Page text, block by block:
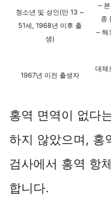
청소년 및 성인(만 13 ~
51세, 1968년 이후 출
생)
–
종
– 해
1967년 이전 출생자
대체
홍역 면역이 없다
하지 않았으며, 홍
검사에서 홍역 항
합니다.